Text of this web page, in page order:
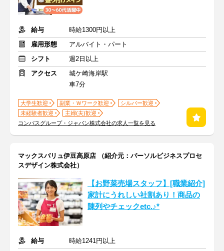
給与
時給1300円以上
雇用形態
アルバイト・パート
シフト
週2日以上
アクセス
城ケ崎海岸駅
車7分
大学生歓迎 副業・Ｗワーク歓迎
シルバー歓迎
未経験者歓迎
主婦(夫)歓迎
コンパスグループ・ジャパン株式会社の求人一覧を見る
マックスバリュ伊豆高原店 （紹介元：パーソルビジネスプロセ
スデザイン株式会社）
【お野菜売場スタッフ】[職業紹介]
家計にうれしい社割あり！商品の
陳列やチェックetc.♪*
給与
時給1241円以上